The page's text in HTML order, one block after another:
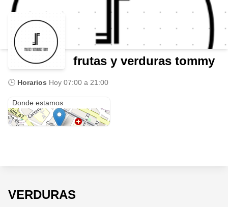
frutas y verduras tommy
🕒 Horarios Hoy 07:00 a 21:00
Donde estamos
VERDURAS